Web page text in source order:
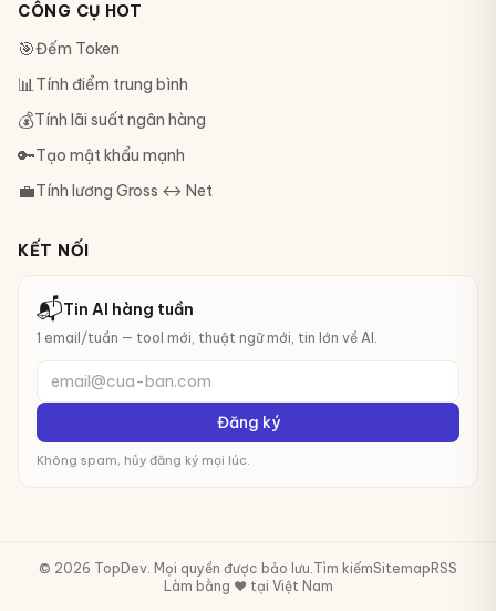
CÔNG CỤ HOT
🎯Đếm Token
📊Tính điểm trung bình
💰Tính lãi suất ngân hàng
🔑Tạo mật khẩu mạnh
💼Tính lương Gross ↔ Net
KẾT NỐI
📬Tin AI hàng tuần
1 email/tuần — tool mới, thuật ngữ mới, tin lớn về AI.
email@cua-ban.com
Đăng ký
Không spam, hủy đăng ký mọi lúc.
© 2026 TopDev. Mọi quyền được bảo lưu.Tìm kiếmSitemap RSS
Làm bằng ❤️ tại Việt Nam